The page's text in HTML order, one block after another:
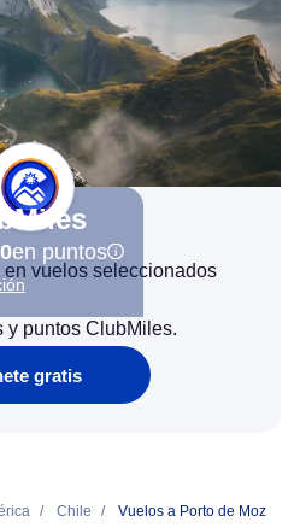
en puntos
en vuelos seleccionados
y puntos ClubMiles.
gratis
Chile Vuelos a Porto de Moz